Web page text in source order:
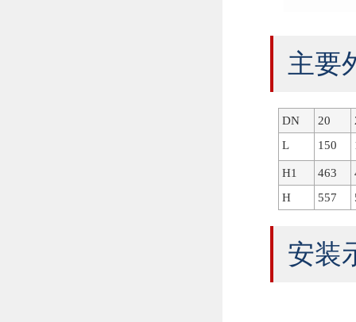
主要
DN 20
L
150
H1 463
H
557
安装